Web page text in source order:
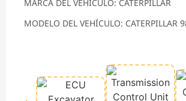
MARCA DEL VEHÍCULO: CATERPILLAR
MODELO DEL VEHÍCULO: CATERPILLAR